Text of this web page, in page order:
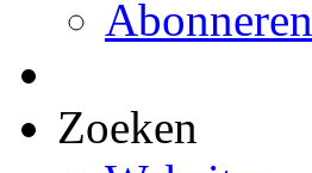
Abonneren
Zoeken